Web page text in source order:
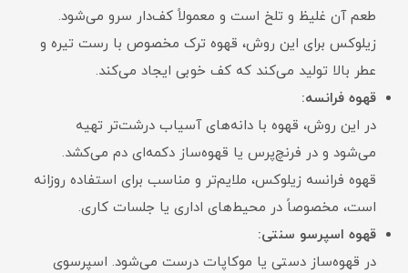
طعم آن غلیظ و تلخ است و معمولاً کف‌دار سرو می‌شود.
زیلوکس برای این روش، قهوه ترک مخصوص با رست تیره و
عطر بالا تولید می‌کند که کف خوبی ایجاد می‌کند.
قهوه فرانسه:
در این روش، قهوه با دانه‌های آسیاب درشت‌تر تهیه
می‌شود و در فرنچ‌پرس یا قهوه‌ساز دکمه‌ای دم می‌کشد.
قهوه فرانسه زیلوکس، ملایم‌تر و مناسب برای استفاده روزانه
است، مخصوصاً در محیط‌های اداری یا جلسات کاری.
قهوه اسپرسو سنتی:
در قهوه‌ساز دستی یا موکاپات درست می‌شود. اسپرسوی